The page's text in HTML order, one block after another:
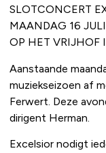
SLOTCONCERT
MAANDAG 16
OP HET VRIJHOF
Aanstaande
muziekseizoen af
Ferwert. Deze
dirigent Herman.
Excelsior nodigt